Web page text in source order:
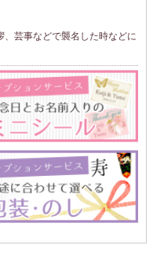
芸事などで襲名した時などに